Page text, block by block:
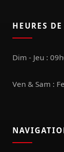
HEURES
Dim - Jeu :
Ven & Sam :